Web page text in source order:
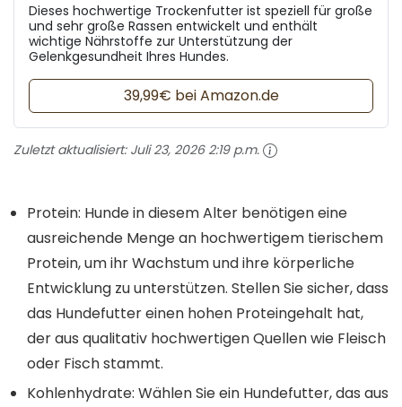
Dieses hochwertige Trockenfutter ist speziell für große
und sehr große Rassen entwickelt und enthält
wichtige Nährstoffe zur Unterstützung der
Gelenkgesundheit Ihres Hundes.
39,99€ bei Amazon.de
Zuletzt aktualisiert: Juli 23, 2026 2:19 p.m.
Protein: Hunde in diesem Alter benötigen eine
ausreichende Menge an hochwertigem tierischem
Protein, um ihr Wachstum und ihre körperliche
Entwicklung zu unterstützen. Stellen Sie sicher, dass
das Hundefutter einen hohen Proteingehalt hat,
der aus qualitativ hochwertigen Quellen wie Fleisch
oder Fisch stammt.
Kohlenhydrate: Wählen Sie ein Hundefutter, das aus